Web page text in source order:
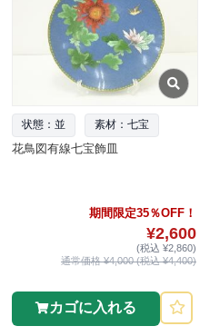
状態：並 素材：七宝
花鳥図有線七宝飾皿
期間限定35％OFF！
¥2,600
(税込 ¥2,860)
通常価格 ¥4,000 (税込 ¥4,400)
カゴに入れる